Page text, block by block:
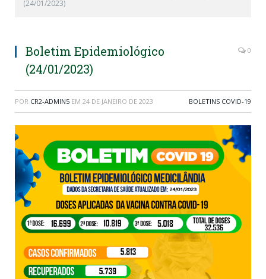
(24/01/2023)
Boletim Epidemiológico
(24/01/2023)
0
POR CR2-ADMIN5 EM 24 DE JANEIRO DE 2023 BOLETINS COVID-19